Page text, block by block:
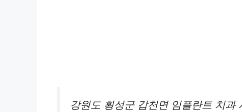
강원도 횡성군 갑천면 임플란트 치